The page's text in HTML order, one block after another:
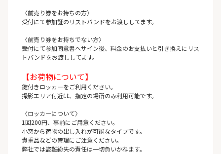
〈前売り券をお持ちの方〉
受付にて参加証のリストバンドをお渡ししてます。
〈前売り券をお持ちでない方〉
受付にて参加同意書へサイン後、料金のお支払いと引き換えにリス
トバンドをお渡ししてます。
【お荷物について】
鍵付きロッカーをご利用ください。
撮影エリア付近は、指定の場所のみ利用可能です。
〈ロッカーについて〉
1回200円、事前にご用意ください。
小窓から荷物の出し入れが可能なタイプです。
貴重品などの管理にご注意ください。
弊社では盗難紛失の責任は一切負いかねます。